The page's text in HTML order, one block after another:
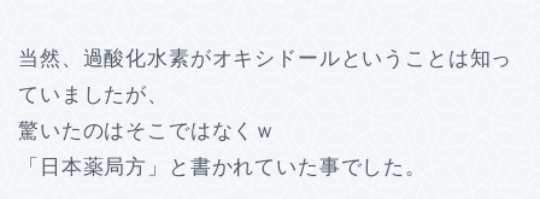
当然、過酸化水素がオキシドールということは知っ
ていましたが、
驚いたのはそこではなくｗ
「日本薬局方」と書かれていた事でした。